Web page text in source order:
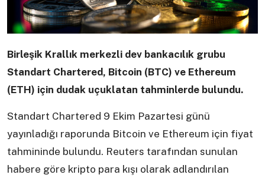
Birleşik Krallık merkezli dev bankacılık grubu
Standart Chartered, Bitcoin (BTC) ve Ethereum
(ETH) için dudak uçuklatan tahminlerde bulundu.
Standart Chartered 9 Ekim Pazartesi günü
yayınladığı raporunda Bitcoin ve Ethereum için fiyat
tahmininde bulundu. Reuters tarafından sunulan
habere göre kripto para kışı olarak adlandırılan